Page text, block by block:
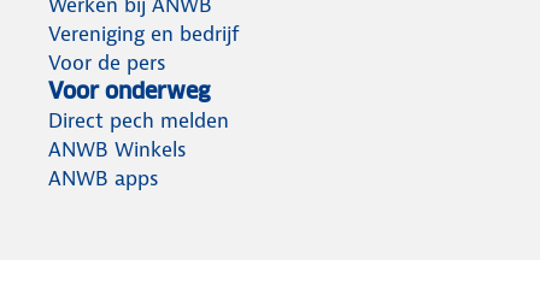
Vereniging en bedrijf
Voor de pers
Voor onderweg
Direct pech melden
ANWB Winkels
ANWB apps